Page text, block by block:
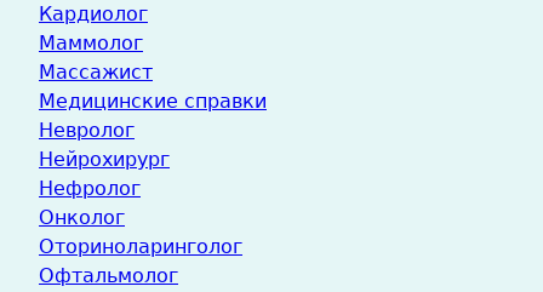
Кардиолог
Маммолог
Массажист
Медицинские справки
Невролог
Нейрохирург
Нефролог
Онколог
Оториноларинголог
Офтальмолог